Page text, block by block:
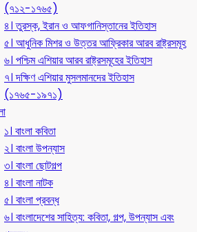
(৭১২-১৭৬৫)
৪। তুরস্ক, ইরান ও আফগানিস্তানের ইতিহাস
৫। আধুনিক মিশর ও উত্তর আফ্রিকার আরব রাষ্ট্রসমূহ
৬। পশ্চিম এশিয়ার আরব রাষ্ট্রসমূহের ইতিহাস
৭। দক্ষিণ এশিয়ার মুসলমানদের ইতিহাস
(১৭৬৫-১৯৭১)
১। বাংলা কবিতা
২। বাংলা উপন্যাস
৩। বাংলা ছোটগল্প
৪। বাংলা নাটক
৫। বাংলা প্রবন্ধ
৬। বাংলাদেশের সাহিত্য: কবিতা, গল্প, উপন্যাস এবং